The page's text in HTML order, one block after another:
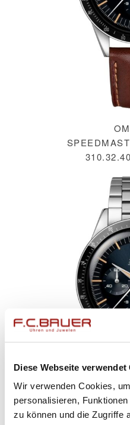
Diese Webseite verwendet
Wir verwenden Cookies,
personalisieren,
zu können und die Zugriffe